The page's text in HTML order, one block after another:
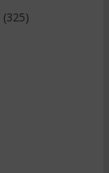
(325)